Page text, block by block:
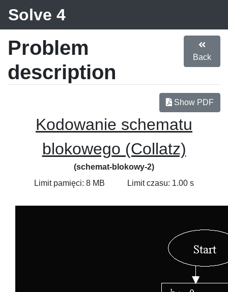
Solve 4
Problem
description
Back
Show PDF
Kodowanie schematu
blokowego (Collatz)
(schemat-blokowy-2)
Limit pamięci: 8 MB
Limit czasu: 1.00 s